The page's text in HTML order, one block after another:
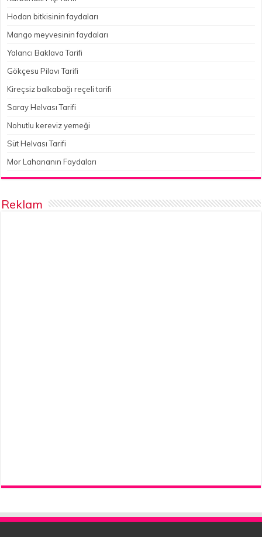
Hodan bitkisinin faydaları
Mango meyvesinin faydaları
Yalancı Baklava Tarifi
Gökçesu Pilavı Tarifi
Kireçsiz balkabağı reçeli tarifi
Saray Helvası Tarifi
Nohutlu kereviz yemeği
Süt Helvası Tarifi
Mor Lahananın Faydaları
Reklam